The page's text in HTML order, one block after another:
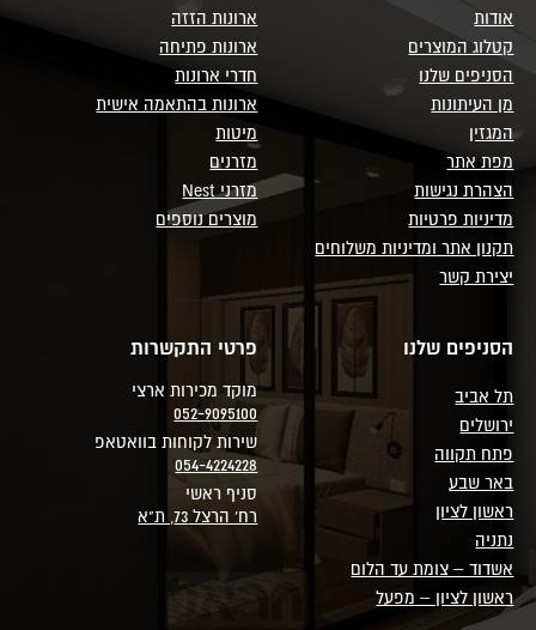
אודות
קטלוג המוצרים
הסניפים שלנו
מן העיתונות
המגזין
מפת אתר
הצהרת נגישות
מדיניות פרטיות
תקנון אתר ומדיניות משלוחים
יצירת קשר
ארונות הזזה
ארונות פתיחה
חדרי ארונות
ארונות בהתאמה אישית
מיטות
מזרנים
מזרני Nest
מוצרים נוספים
הסניפים שלנו
תל אביב
ירושלים
פתח תקווה
באר שבע
ראשון לציון
נתניה
אשדוד – צומת עד הלום
ראשון לציון – מפעל
פרטי התקשרות
מוקד מכירות ארצי
052-9095100
שירות לקוחות בוואטאפ
054-4224228
סניף ראשי
רח' הרצל 73, ת"א